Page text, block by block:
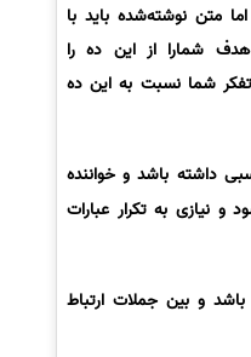
متن نوشته‌شده باید با
شمارا از این ده را
شما نسبت به این ده
داشته باشد و خواننده
و نیازی به تکرار عبارات
باشد و بین جملات ارتباط